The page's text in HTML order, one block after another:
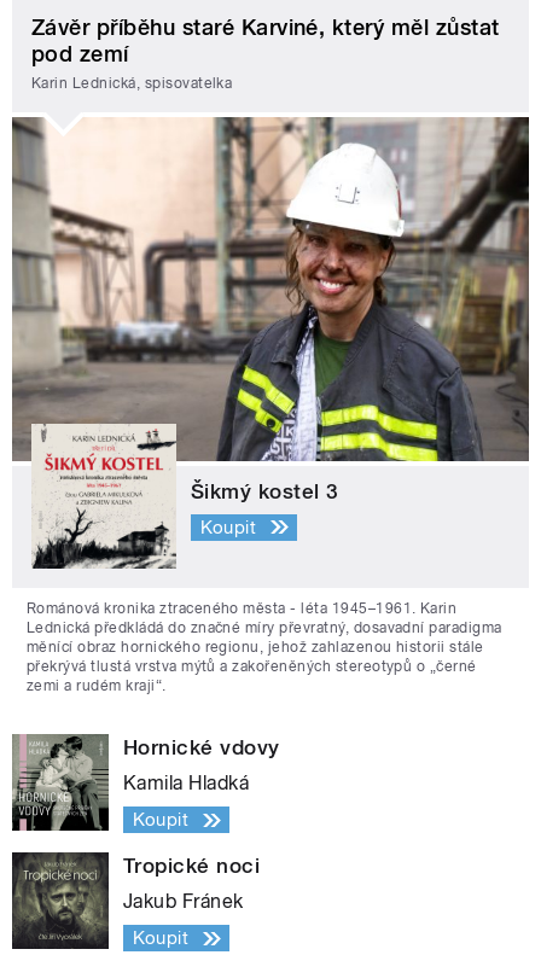
Závěr příběhu staré Karviné, který měl zůstat
pod zemí
Karin Lednická, spisovatelka
Šikmý kostel 3
Koupit
Románová kronika ztraceného města - léta 1945–1961. Karin
Lednická předkládá do značné míry převratný, dosavadní paradigma
měnící obraz hornického regionu, jehož zahlazenou historii stále
překrývá tlustá vrstva mýtů a zakořeněných stereotypů o „černé
zemi a rudém kraji“.
Hornické vdovy
Kamila Hladká
Koupit
Tropické noci
Jakub Fránek
Koupit